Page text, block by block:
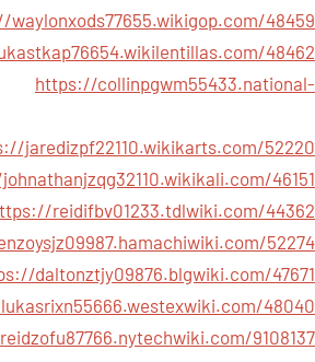
https://collinpgwm55433.national-